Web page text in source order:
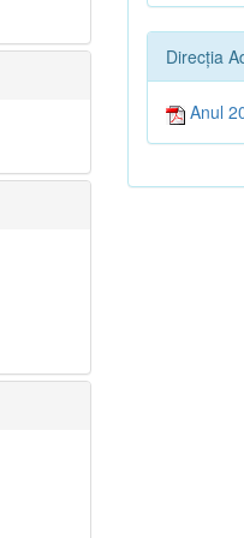
Direcția
Anul